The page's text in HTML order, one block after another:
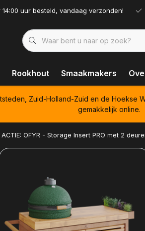
14:00 uur besteld, vandaag verzonden!
Rookhout Smaakmakers
Zuid-Holland-Zuid en de Hoekse
gemakkelijk online.
ACTIE: OFYR - Storage Insert PRO met 2